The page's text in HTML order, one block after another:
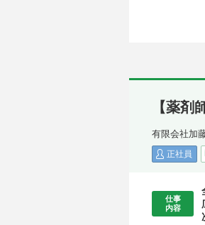
【薬
有限会社加
正社員
仕事
内容